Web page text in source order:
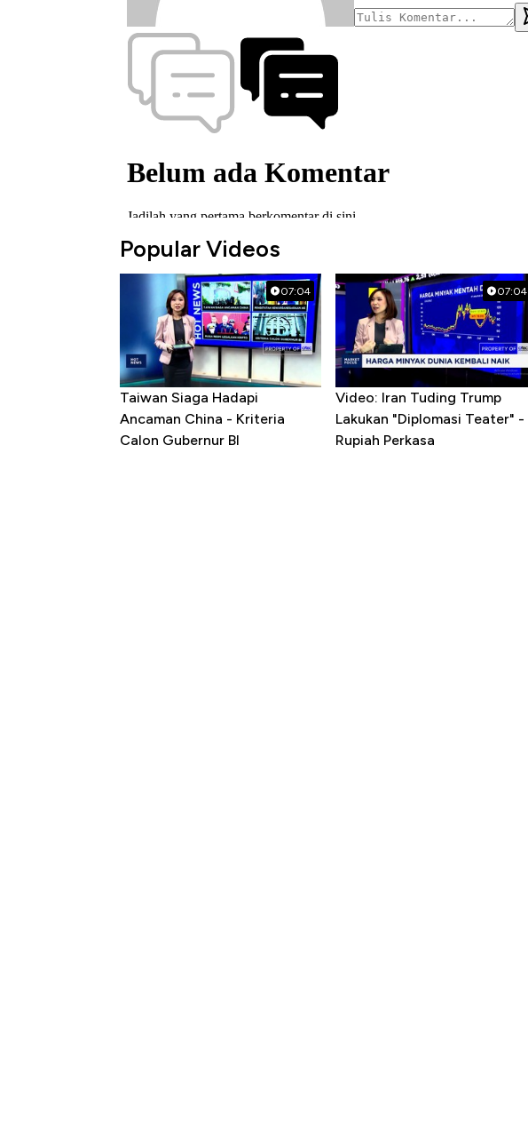
Popular Videos
07:04
Taiwan Siaga Hadapi
Ancaman China - Kriteria
Calon Gubernur BI
07:04
Video: Iran Tuding Trump
Lakukan "Diplomasi Teater" -
Rupiah Perkasa